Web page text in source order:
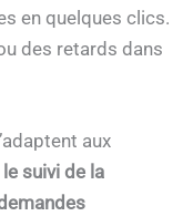
en quelques clics.
des retards dans
aux
le suivi de la